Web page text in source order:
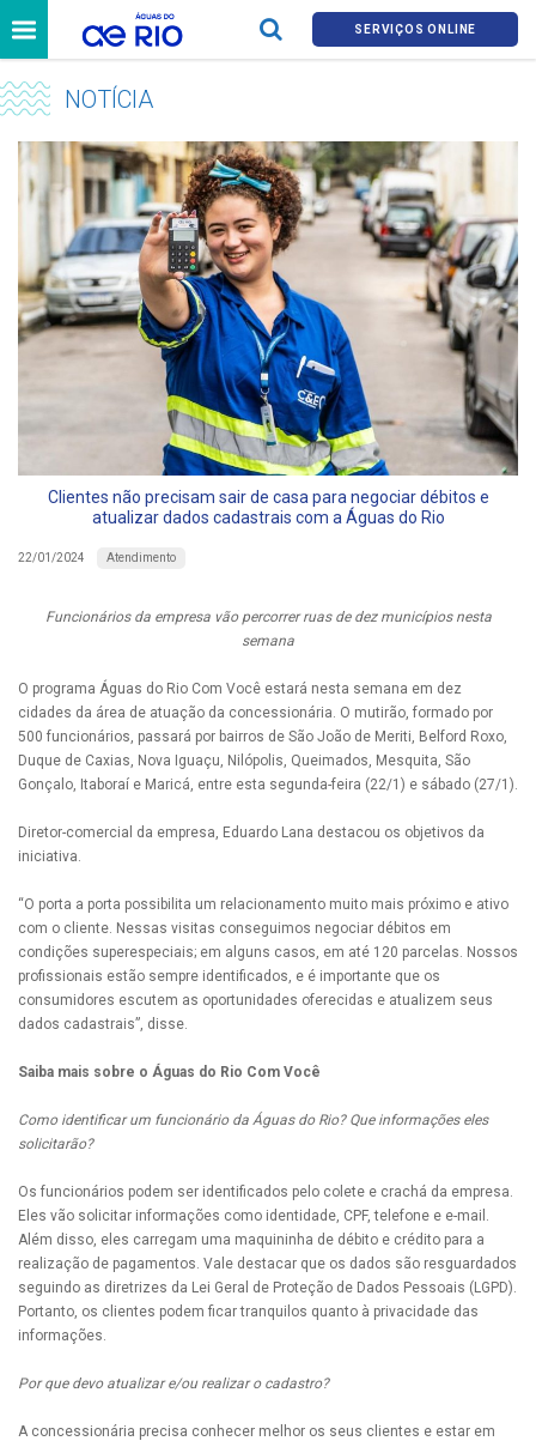
SERVIÇOS ONLINE
NOTÍCIA
Clientes não precisam sair de casa para negociar débitos e
atualizar dados cadastrais com a Águas do Rio
22/01/2024 Atendimento
Funcionários da empresa vão percorrer ruas de dez municípios nesta
semana
O programa Águas do Rio Com Você estará nesta semana em dez
cidades da área de atuação da concessionária. O mutirão, formado por
500 funcionários, passará por bairros de São João de Meriti, Belford Roxo,
Duque de Caxias, Nova Iguaçu, Nilópolis, Queimados, Mesquita, São
Gonçalo, Itaboraí e Maricá, entre esta segunda-feira (22/1) e sábado (27/1).
Diretor-comercial da empresa, Eduardo Lana destacou os objetivos da
iniciativa.
“O porta a porta possibilita um relacionamento muito mais próximo e ativo
com o cliente. Nessas visitas conseguimos negociar débitos em
condições superespeciais; em alguns casos, em até 120 parcelas. Nossos
profissionais estão sempre identificados, e é importante que os
consumidores escutem as oportunidades oferecidas e atualizem seus
dados cadastrais”, disse.
Saiba mais sobre o Águas do Rio Com Você
Como identificar um funcionário da Águas do Rio? Que informações eles
solicitarão?
Os funcionários podem ser identificados pelo colete e crachá da empresa.
Eles vão solicitar informações como identidade, CPF, telefone e e-mail.
Além disso, eles carregam uma maquininha de débito e crédito para a
realização de pagamentos. Vale destacar que os dados são resguardados
seguindo as diretrizes da Lei Geral de Proteção de Dados Pessoais (LGPD).
Portanto, os clientes podem ficar tranquilos quanto à privacidade das
informações.
Por que devo atualizar e/ou realizar o cadastro?
A concessionária precisa conhecer melhor os seus clientes e estar em